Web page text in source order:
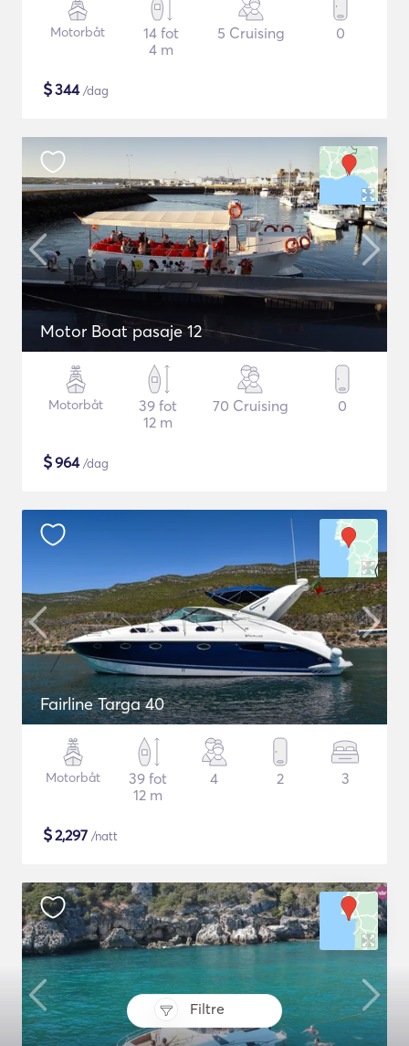
Filtre
Motorbåt
14 fot
4 m
5 Cruising 0
$344/dag
Motor Boat pasaje 12
Motorbåt
39 fot
12 m
70 Cruising 0
$964/dag
Fairline Targa 40
Motorbåt
39 fot
12 m
4 2 3
$2,297 /natt